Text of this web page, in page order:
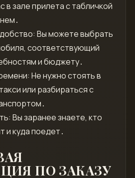
в зале прилета с табличкой
Вы можете выбрать
соответствующий
и бюджету․
Не нужно стоять в
или разбираться с
Вы заранее знаете, кто
и куда поедет․
ПО ЗАКАЗУ